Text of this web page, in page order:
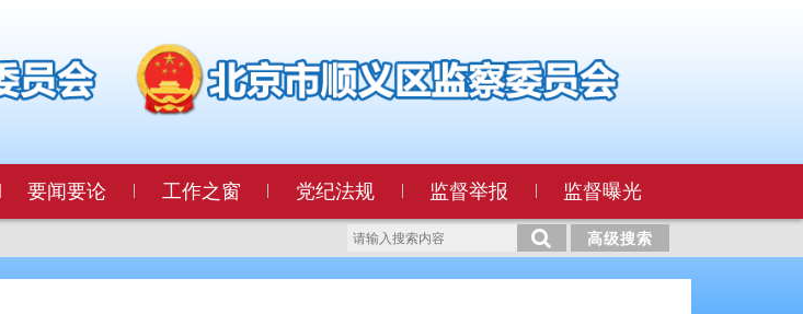
要闻要论 工作之窗 党纪法规 监督举报 监督曝光
高级搜索